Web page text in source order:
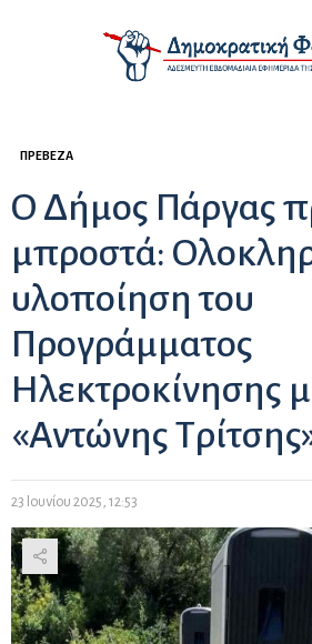
ΠΡΈΒΕΖΑ
Ο Δήμος Πάργας
μπροστά:
υλοποίηση του
Προγράμματος
Ηλεκτροκίνησης
«Αντώνης
23 Ιουνίου 2025, 12:53